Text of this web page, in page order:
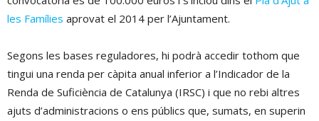
les Famílies aprovat el 2014 per l’Ajuntament.
Segons les bases reguladores, hi podrà accedir tothom que
tingui una renda per càpita anual inferior a l’Indicador de la
Renda de Suficiència de Catalunya (IRSC) i que no rebi altres
ajuts d’administracions o ens públics que, sumats, en superin